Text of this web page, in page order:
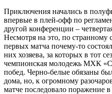
Приключения начались в
впервые в плей-офф по
другой конференции –
Несмотря на это, по странному
первых матча почему-то
них хозяева, за которых в тот
чемпионская молодежь МХК
побед. Черно-белые обязаны
дома, но, к огромному
матче последовало поражение в